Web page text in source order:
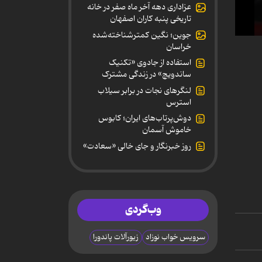
0
عزاداری دهه آخر ماه صفر در خانه
تاریخی پنبه کاران اصفهان
جوین؛ نگین کمترشناخته‌شده
خراسان
استفاده از جادوی «تکنیک
ساندویچ» در زندگی مشترک
لنگرهای نجات در برابر سیلاب
استرس
دوش‌پرتاب‌های ایران؛ کابوس
خاموش آسمان
روز خبرنگار و جای خالی «سعادت»
وب‌گردی
سرویس خواب نوزاد زیورآلات پاندورا